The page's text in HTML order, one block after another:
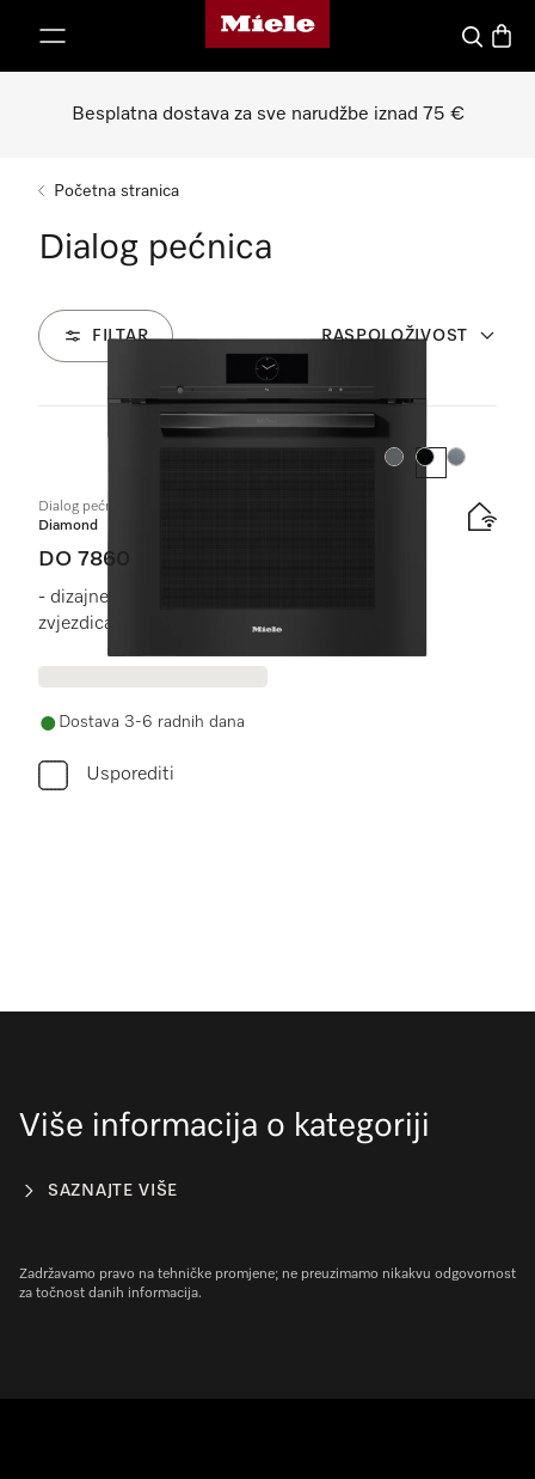
Miele početna stranica
Pretraga
Besplatna dostava za sve narudžbe iznad 75 €
Početna stranica
Dialog pećnica
FILTAR RASPOLOŽIVOST
Proizvodi
Boja:Boja:Boja:
Dialog pećnica
Diamond
DO 7860
- dizajnerska kuhinja postaje kuhinja sa
zvjezdicama.
Dostava 3-6 radnih dana
Usporediti
Više informacija o kategoriji
SAZNAJTE VIŠE
Zadržavamo pravo na tehničke promjene; ne preuzimamo nikakvu odgovornost
za točnost danih informacija.